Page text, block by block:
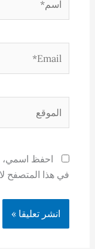
احفظ اسمي،
في هذا المتصفح